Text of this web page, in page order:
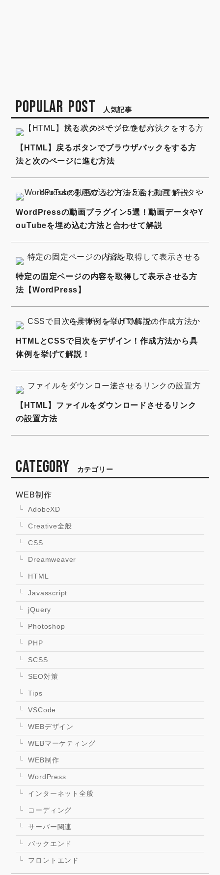
POPULAR POST 人気記事
【HTML】戻るボタンでブラウザバックをする方
法と次のページに進む方法
WordPressの動画プラグイン5選！動画データやY
ouTubeを埋め込む方法と合わせて解説
特定の固定ページの内容を取得して表示させる方
法【WordPress】
HTMLとCSSで目次をデザイン！作成方法から具
体例を挙げて解説！
【HTML】ファイルをダウンロードさせるリンク
の設置方法
CATEGORY カテゴリー
WEB制作
AdobeXD
Creative全般
CSS
Dreamweaver
HTML
Javasscript
jQuery
Photoshop
PHP
SCSS
SEO対策
Tips
VSCode
WEBデザイン
WEBマーケティング
WEB制作
WordPress
インターネット全般
コーディング
サーバー関連
バックエンド
フロントエンド